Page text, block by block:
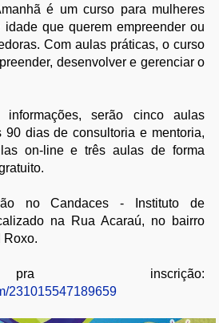
é um curso para mulheres
que querem empreender ou
Com aulas práticas, o curso
desenvolver e gerenciar o
serão cinco aulas
90 dias de consultoria e mentoria,
on-line e três aulas de forma
no Candaces - Instituto de
na Rua Acaraú, no bairro
Roxo.
inscrição:
231015547189659